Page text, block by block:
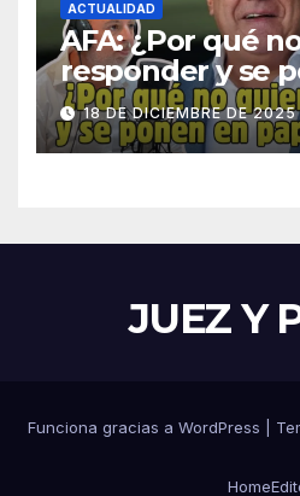
ACTUALIDAD
AFA: ¿Por qué
responder y se
papel de
cuestiona
18 DE DICIEMBRE DE 2025
JUEZ Y
Funciona gracias a WordPress
Home